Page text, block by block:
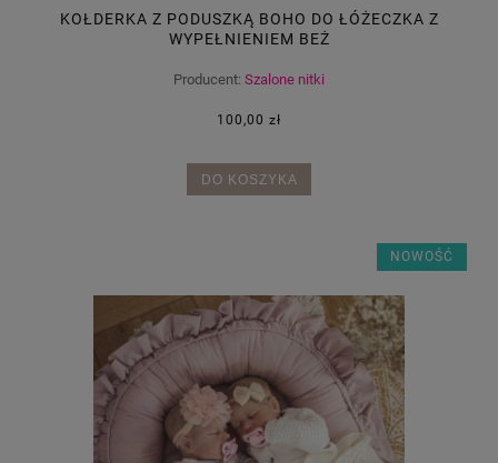
KOŁDERKA Z PODUSZKĄ BOHO DO ŁÓŻECZKA Z
WYPEŁNIENIEM BEŻ
Producent: Szalone nitki
100,00 zł
DO KOSZYKA
NOWOŚĆ